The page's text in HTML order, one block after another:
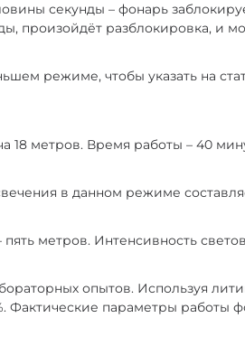
секунды – фонарь
произойдёт разблокировка, и
режиме, чтобы указать на
18 метров. Время работы – 40
в данном режиме
метров. Интенсивность
опытов. Используя
Фактические параметры работы